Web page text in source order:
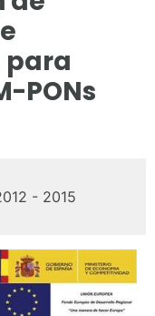
para
PONs
- 2015